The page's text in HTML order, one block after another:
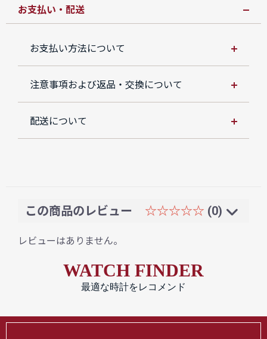
お支払い・配送
お支払い方法について
注意事項および返品・交換について
配送について
この商品のレビュー ☆☆☆☆☆ (0)
レビューはありません。
WATCH FINDER
最適な時計をレコメンド